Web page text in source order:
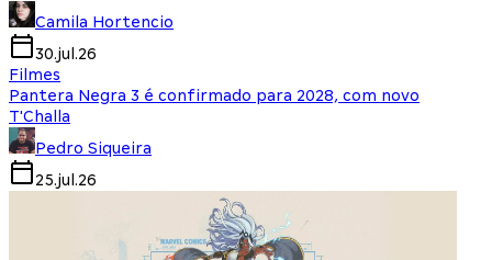
Camila Hortencio
30.jul.26
Filmes
Pantera Negra 3 é confirmado para 2028, com novo
T'Challa
Pedro Siqueira
25.jul.26